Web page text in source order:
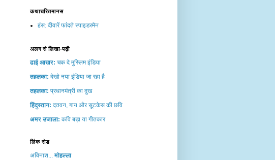
कथाचरितमानस
हंस: दीवारें फांदते स्‍पाइडरमैन
अलग से लिखा-पढ़ी
ढाई आखर: चक दे मुस्लिम इंडिया
तहलका: देखो नया इंडिया जा रहा है
तहलका: प्रधानमंत्री का दुख
हिंदुस्‍तान: दतवन, गाय और सूटकेस की छवि
अमर उजाला: कवि बड़ा या गीतकार
लिंक रोड
अविनाश... मोहल्‍ला